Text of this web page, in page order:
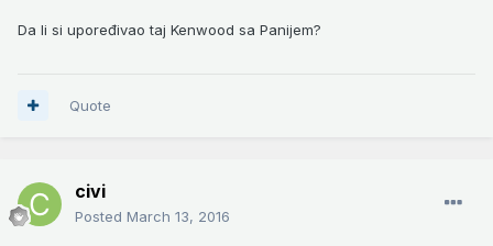
Da li si upoređivao taj Kenwood sa Panijem?
Quote
civi
Posted March 13, 2016